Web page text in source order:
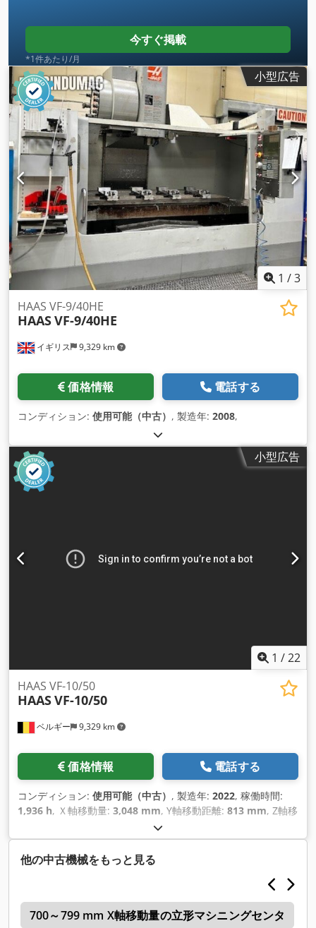
今すぐ掲載
*1件あたり/月
小型広告
1 /3
イギリス 9,329 km
HAAS VF-9/40HE
HAASVF-9/40HE
価格情報 電話する
コンディション: 使用可能（中古） , 製造年: 2008,
小型広告
1 /22
ベルギー 9,329 km
HAAS VF-10/50
HAASVF-10/50
価格情報 電話する
コンディション: 使用可能（中古） , 製造年: 2022, 稼働時間:
1,936 h, Ｘ軸移動量: 3,048 mm, Y軸移動距離: 813 mm, Z軸移
14,334 kg（キログラム）
速度（最大）:7,500 回転/分, スピンドルモーター出力:22,400
ワット, 軸数:4,
他の中古機械をもっと見る
700～799 mm X軸移動量の立形マシニングセンタ